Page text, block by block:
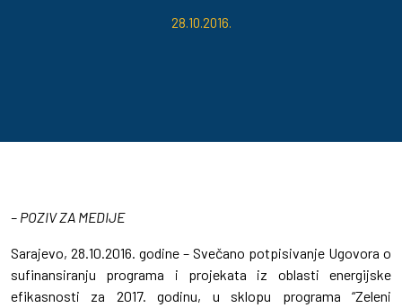
28.10.2016.
– POZIV ZA MEDIJE
Sarajevo, 28.10.2016. godine – Svečano potpisivanje Ugovora o
sufinansiranju programa i projekata iz oblasti energijske
efikasnosti za 2017. godinu, u sklopu programa “Zeleni